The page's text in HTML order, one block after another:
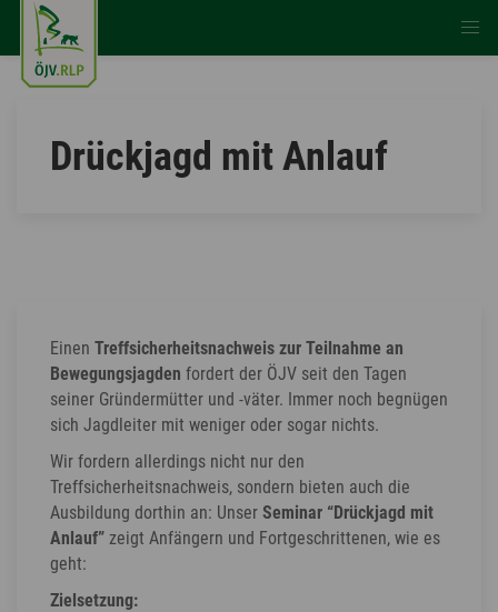
Drückjagd mit Anlauf
Einen Treffsicherheitsnachweis zur Teilnahme an
Bewegungsjagden fordert der ÖJV seit den Tagen
seiner Gründermütter und -väter. Immer noch begnügen
sich Jagdleiter mit weniger oder sogar nichts.
Wir fordern allerdings nicht nur den
Treffsicherheitsnachweis, sondern bieten auch die
Ausbildung dorthin an: Unser Seminar “Drückjagd mit
Anlauf” zeigt Anfängern und Fortgeschrittenen, wie es
geht:
Zielsetzung: